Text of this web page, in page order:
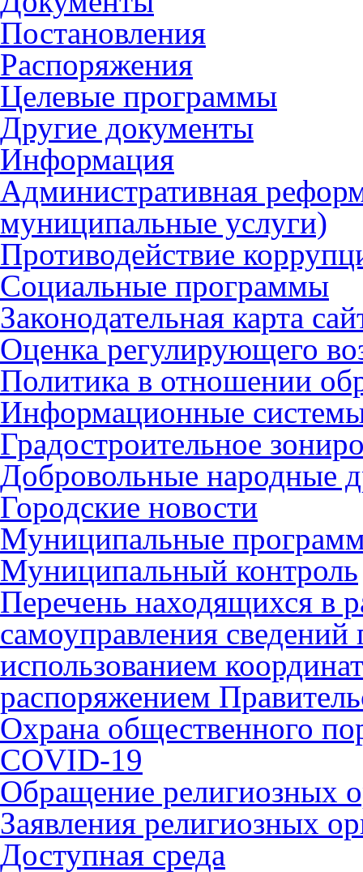
Постановления
Распоряжения
Целевые программы
Другие документы
Информация
Административная
муниципальные услуги)
Противодействие
Социальные программы
Законодательная карта
Оценка регулирующего
Политика в отношении
Информационные
Градостроительное
Добровольные народные
Городские новости
Муниципальные
Муниципальный контроль
Перечень находящихся в
самоуправления
использованием
распоряжением
Охрана общественного
COVID-19
Обращение религиозных
Заявления религиозных
Доступная среда